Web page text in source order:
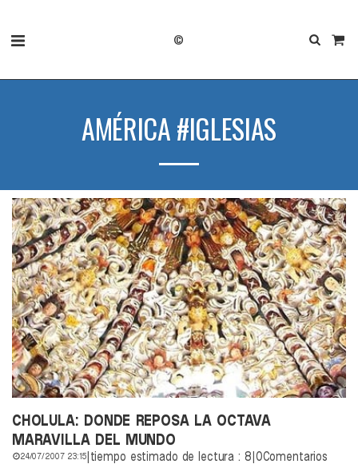
©
AMÉRICA #IGLESIAS
CHOLULA: DONDE REPOSA LA OCTAVA
MARAVILLA DEL MUNDO
24/07/2007 23:15| tiempo estimado de lectura : 8 0Comentarios